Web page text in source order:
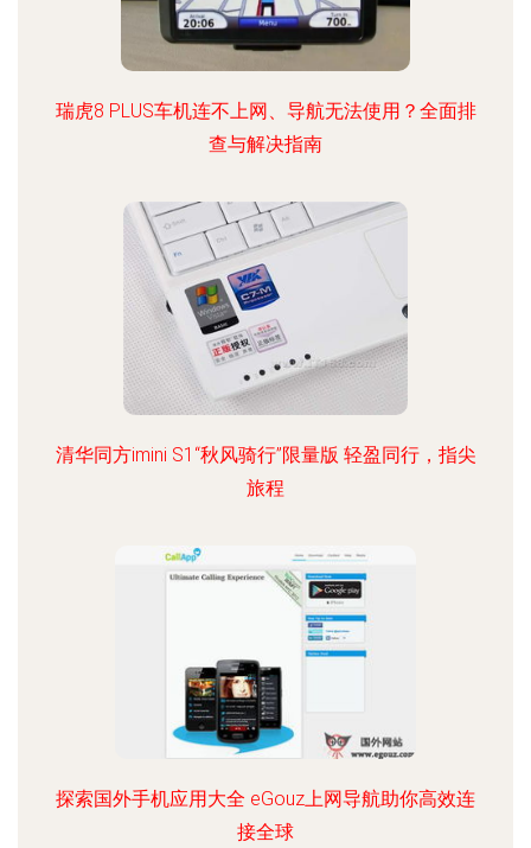
瑞虎8 PLUS车机连不上网、导航无法使用？全面排
查与解决指南
清华同方imini S1“秋风骑行”限量版 轻盈同行，指尖
旅程
探索国外手机应用大全 eGouz上网导航助你高效连
接全球